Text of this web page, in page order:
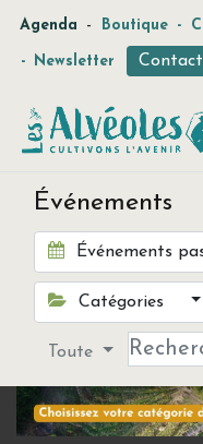
Agenda - Boutique -
- Newsletter
Événements
Événements
Catégories
Toute